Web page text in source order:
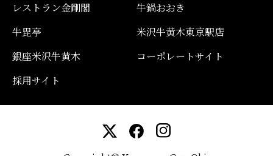
レストラン金剛閣
牛鍋おおき
牛毘亭
米沢牛黄木東京駅店
銀座米沢牛黄木
コーポレートサイト
採用サイト